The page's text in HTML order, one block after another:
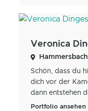
Veronica
Schön, dass du
dich vor der
dann entstehen
Portfolio ansehen